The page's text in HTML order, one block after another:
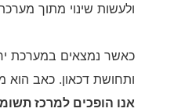
ולעשות שינוי מתוך
כאשר נמצאים במערכת
ותחושת דכאון. כאב הוא
אנו הופכים למרכז